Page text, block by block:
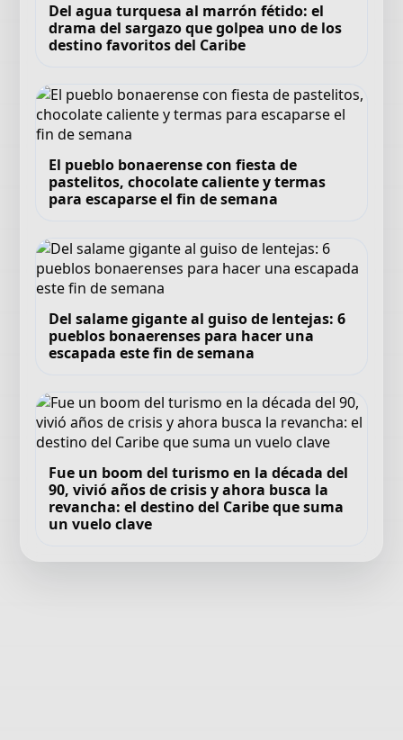
Del agua turquesa al marrón fétido: el
drama del sargazo que golpea uno de los
destino favoritos del Caribe
El pueblo bonaerense con fiesta de
pastelitos, chocolate caliente y termas
para escaparse el fin de semana
Del salame gigante al guiso de lentejas: 6
pueblos bonaerenses para hacer una
escapada este fin de semana
Fue un boom del turismo en la década del
90, vivió años de crisis y ahora busca la
revancha: el destino del Caribe que suma
un vuelo clave